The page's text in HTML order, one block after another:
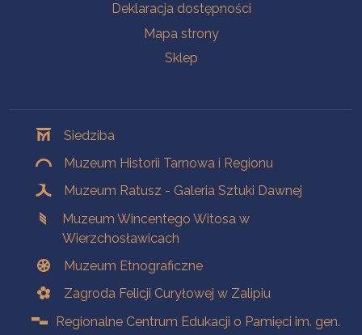
Deklaracja dostępności
Mapa strony
Sklep
Siedziba
Muzeum Historii Tarnowa i Regionu
Muzeum Ratusz - Galeria Sztuki Dawnej
Muzeum Wincentego Witosa w
Wierzchosławicach
Muzeum Etnograficzne
Zagroda Felicji Curyłowej w Zalipiu
Regionalne Centrum Edukacji o Pamięci im. gen.